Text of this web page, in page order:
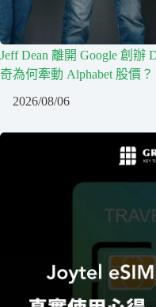
Jeff Dean 離開 Google 創辦
奇為何牽動 Alphabet 股價？
2026/08/06